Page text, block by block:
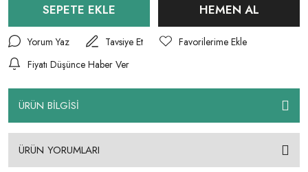
SEPETE EKLE HEMEN AL
Yorum Yaz
Tavsiye Et
Fiyatı Düşünce Haber Ver
ÜRÜN BİLGİSİ
ÜRÜN YORUMLARI